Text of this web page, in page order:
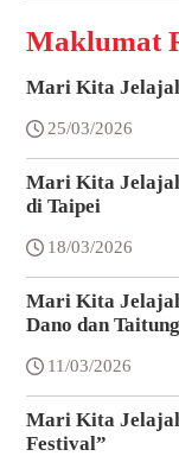
Maklumat
Mari Kita
25/03/2026
Mari Kita
di Taipei
18/03/2026
Mari Kita
Dano dan Taitung
11/03/2026
Mari Kita
Festival”